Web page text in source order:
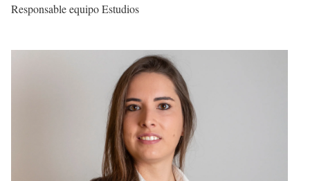
Responsable equipo Estudios